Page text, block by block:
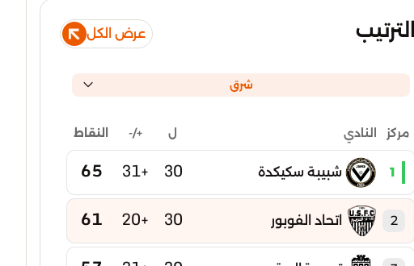
الترتيب عرض الكل
شرق
مركز النادي ل +/- النقاط
1 شبيبة سكيكدة 30
+31
65
2 اتحاد الفوبور 30
+20
61